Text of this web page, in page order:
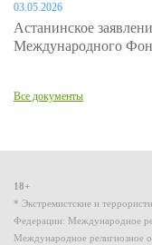
03.05.2026
Астанинское
Международного
Все документы
18+
* Экстремистские и
Федерации: Международное
Международное религиозное